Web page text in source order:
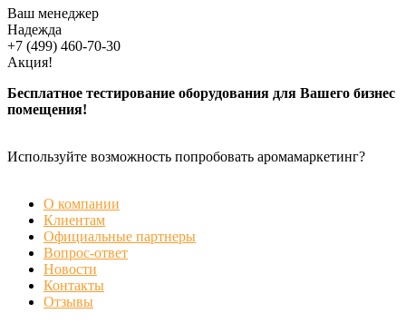
Ваш менеджер
Надежда
+7 (499) 460-70-30
Акция!
Бесплатное тестирование оборудования для Вашего бизнес
помещения!
Используйте возможность попробовать аромамаркетинг?
О компании
Клиентам
Официальные партнеры
Вопрос-ответ
Новости
Контакты
Отзывы